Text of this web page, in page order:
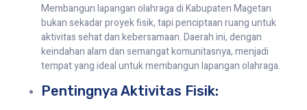
Membangun lapangan olahraga di Kabupaten Magetan
bukan sekadar proyek fisik, tapi penciptaan ruang untuk
aktivitas sehat dan kebersamaan. Daerah ini, dengan
keindahan alam dan semangat komunitasnya, menjadi
tempat yang ideal untuk membangun lapangan olahraga.
Pentingnya Aktivitas Fisik: